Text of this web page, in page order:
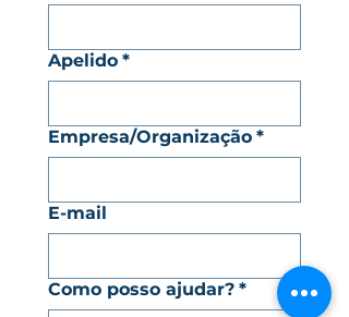
Apelido *
Empresa/Organização *
E-mail
Como posso ajudar? *